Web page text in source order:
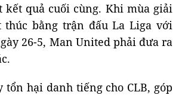
quả cuối cùng. Khi mùa giải
thúc bằng trận đấu La Liga với
26-5, Man United phải đưa ra
tổn hại danh tiếng cho CLB, góp